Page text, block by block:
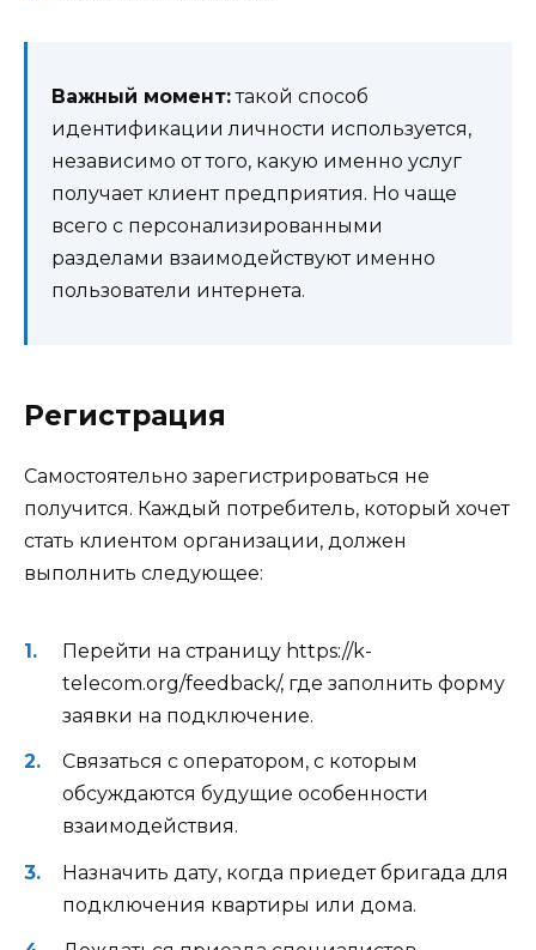
Важный момент:такой способ
идентификации личности используется,
независимо от того, какую именно услуг
получает клиент предприятия. Но чаще
всего с персонализированными
разделами взаимодействуют именно
пользователи интернета.
Регистрация
Самостоятельно зарегистрироваться не
получится. Каждый потребитель, который хочет
стать клиентом организации, должен
выполнить следующее:
Перейти на страницу https://k-
telecom.org/feedback/, где заполнить форму
заявки на подключение.
Связаться с оператором, с которым
обсуждаются будущие особенности
взаимодействия.
Назначить дату, когда приедет бригада для
подключения квартиры или дома.